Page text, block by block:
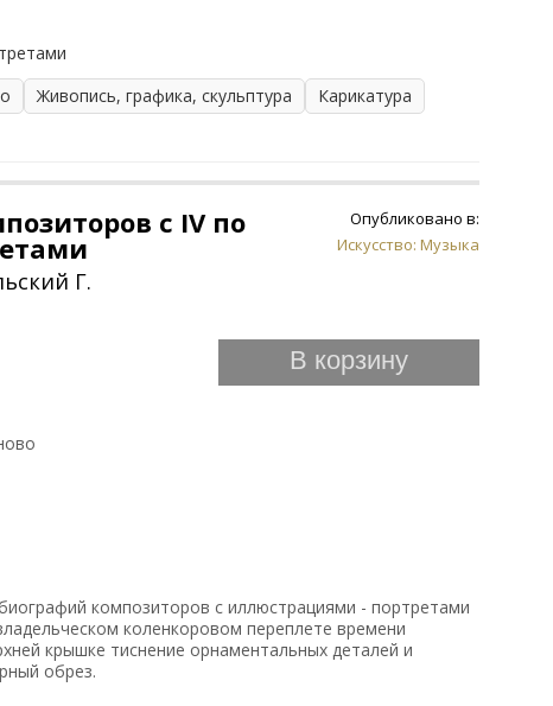
Живопись, графика, скульптура
Карикатура
Опубликовано в:
Искусство: Музыка
с IV по
Г.
В корзину
композиторов с иллюстрациями - портретами
коленкоровом переплете времени
крышке тиснение орнаментальных деталей и
обрез.